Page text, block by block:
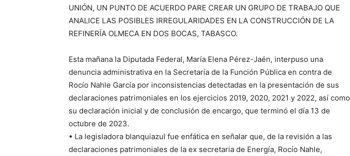
UNIÓN, UN PUNTO DE ACUERDO PARE CREAR UN GRUPO DE TRABAJO QUE
ANALICE LAS POSIBLES IRREGULARIDADES EN LA CONSTRUCCIÓN DE LA
REFINERÍA OLMECA EN DOS BOCAS, TABASCO.
Esta mañana la Diputada Federal, María Elena Pérez-Jaén, interpuso una
denuncia administrativa en la Secretaría de la Función Pública en contra de
Rocío Nahle García por inconsistencias detectadas en la presentación de sus
declaraciones patrimoniales en los ejercicios 2019, 2020, 2021 y 2022, así como
su declaración inicial y de conclusión de encargo, que terminó el día 13 de
octubre de 2023.
• La legisladora blanquiazul fue enfática en señalar que, de la revisión a las
declaraciones patrimoniales de la ex secretaria de Energía, Rocío Nahle,